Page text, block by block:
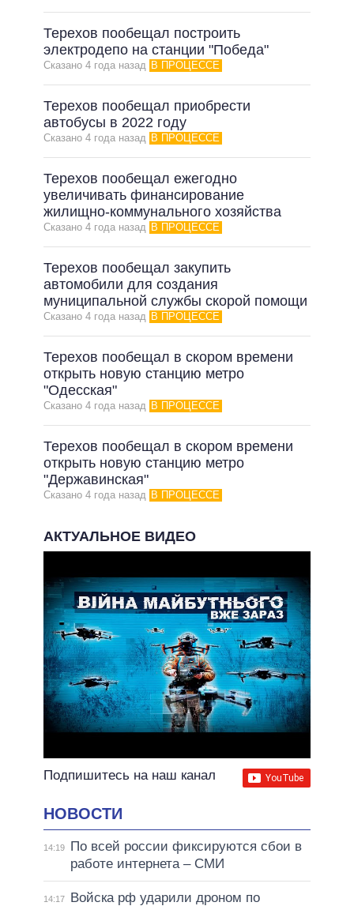
Терехов пообещал построить
электродепо на станции "Победа"
Сказано 4 года назад В ПРОЦЕССЕ
Терехов пообещал приобрести
автобусы в 2022 году
Сказано 4 года назад В ПРОЦЕССЕ
Терехов пообещал ежегодно
увеличивать финансирование
жилищно-коммунального хозяйства
Сказано 4 года назад В ПРОЦЕССЕ
Терехов пообещал закупить
автомобили для создания
муниципальной службы скорой помощи
Сказано 4 года назад В ПРОЦЕССЕ
Терехов пообещал в скором времени
открыть новую станцию метро
"Одесская"
Сказано 4 года назад В ПРОЦЕССЕ
Терехов пообещал в скором времени
открыть новую станцию метро
"Державинская"
Сказано 4 года назад В ПРОЦЕССЕ
АКТУАЛЬНОЕ ВИДЕО
Подпишитесь на наш канал
НОВОСТИ
14:19
По всей россии фиксируются сбои в
работе интернета – СМИ
14:17
Войска рф ударили дроном по